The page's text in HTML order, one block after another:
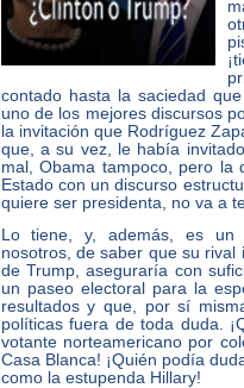
contado hasta la saciedad
uno de los mejores discursos
la invitación que Rodríguez
que, a su vez, le había
mal, Obama tampoco, pero
Estado con un discurso
quiere ser presidenta, no va a
Lo tiene, y, además, es un
nosotros, de saber que su
de Trump, aseguraría con
un paseo electoral para la
resultados y que, por sí
políticas fuera de toda duda.
votante norteamericano por
Casa Blanca! ¡Quién podía
como la estupenda Hillary!